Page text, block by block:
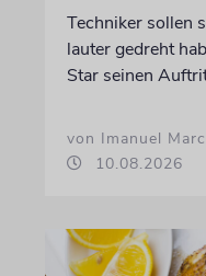
Techniker sollen
lauter gedreht
Star seinen
von Imanuel
10.08.2026